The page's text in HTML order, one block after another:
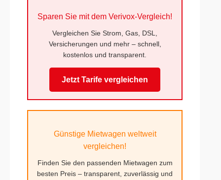
Sparen Sie mit dem Verivox-Vergleich!
Vergleichen Sie Strom, Gas, DSL,
Versicherungen und mehr – schnell,
kostenlos und transparent.
Jetzt Tarife vergleichen
Günstige Mietwagen weltweit
vergleichen!
Finden Sie den passenden Mietwagen zum
besten Preis – transparent, zuverlässig und